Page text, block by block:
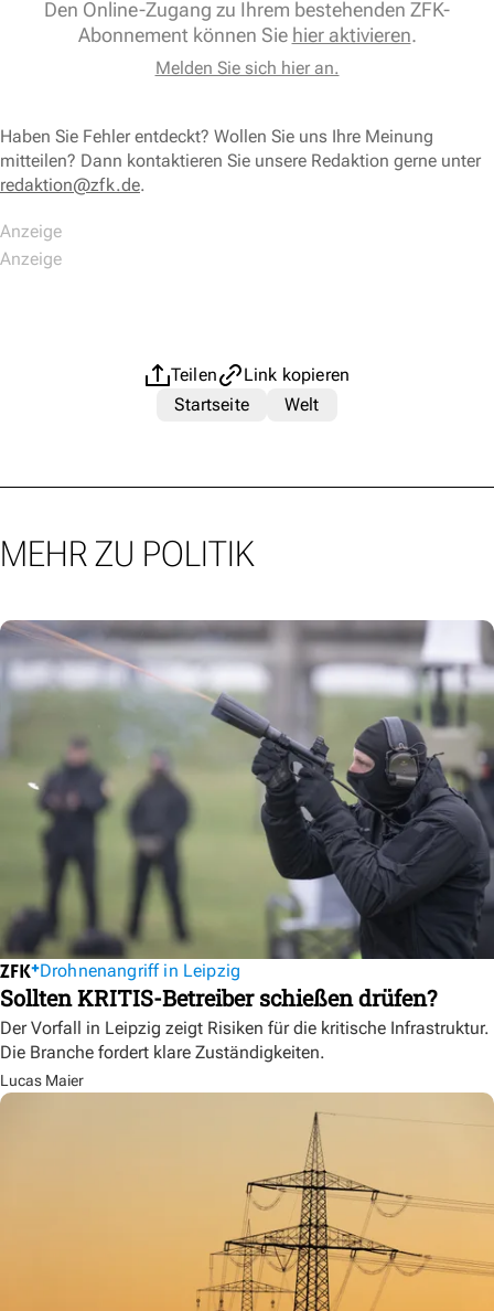
Den Online-Zugang zu Ihrem bestehenden ZFK-
Abonnement können Sie hier aktivieren.
Melden Sie sich hier an.
Haben Sie Fehler entdeckt? Wollen Sie uns Ihre Meinung
mitteilen? Dann kontaktieren Sie unsere Redaktion gerne unter
redaktion@zfk.de.
Teilen
Link kopieren
Startseite
Welt
MEHR ZU POLITIK
Drohnenangriff in Leipzig
Sollten KRITIS-Betreiber schießen drüfen?
Der Vorfall in Leipzig zeigt Risiken für die kritische Infrastruktur.
Die Branche fordert klare Zuständigkeiten.
Lucas Maier